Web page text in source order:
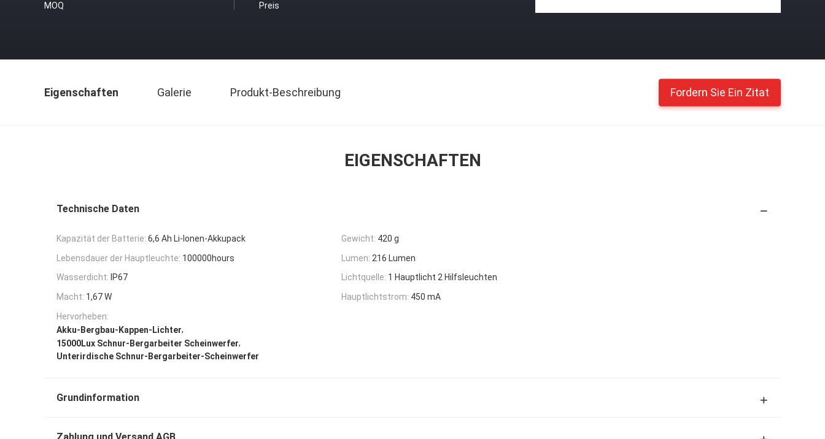
MOQ Preis
Eigenschaften Galerie Produkt-Beschreibung Fordern Sie Ein Zitat
EIGENSCHAFTEN
Technische Daten
Kapazität der Batterie: 6,6 Ah Li-Ionen-Akkupack Gewicht: 420 g
Lebensdauer der Hauptleuchte: 100000hours Lumen: 216 Lumen
Wasserdicht: IP67 Lichtquelle: 1 Hauptlicht 2 Hilfsleuchten
Macht: 1,67 W Hauptlichtstrom: 450 mA
Hervorheben:
Akku-Bergbau-Kappen-Lichter,
15000Lux Schnur-Bergarbeiter Scheinwerfer,
Unterirdische Schnur-Bergarbeiter-Scheinwerfer
Grundinformation